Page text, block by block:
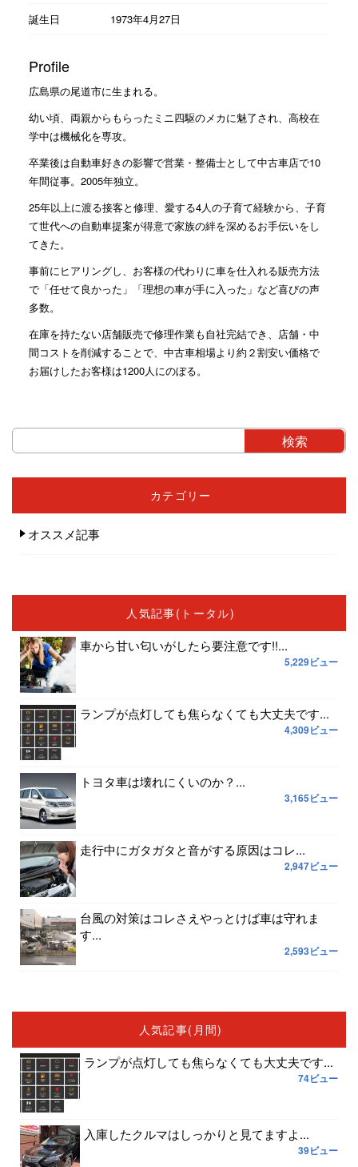
誕生日
1973年4月27日
Profile
広島県の尾道市に生まれる。
幼い頃、両親からもらったミニ四駆のメカに魅了され、高校在
学中は機械化を専攻。
卒業後は自動車好きの影響で営業・整備士として中古車店で10
年間従事。2005年独立。
25年以上に渡る接客と修理、愛する4人の子育て経験から、子育
て世代への自動車提案が得意で家族の絆を深めるお手伝いをし
てきた。
事前にヒアリングし、お客様の代わりに車を仕入れる販売方法
で「任せて良かった」「理想の車が手に入った」など喜びの声
多数。
在庫を持たない店舗販売で修理作業も自社完結でき、店舗・中
間コストを削減することで、中古車相場より約２割安い価格で
お届けしたお客様は1200人にのぼる。
カテゴリー
オススメ記事
人気記事(トータル)
車から甘い匂いがしたら要注意です!!...
5,229ビュー
ランプが点灯しても焦らなくても大丈夫です...
4,309ビュー
トヨタ車は壊れにくいのか？...
3,165ビュー
走行中にガタガタと音がする原因はコレ...
2,947ビュー
台風の対策はコレさえやっとけば車は守れま
す...
2,593ビュー
人気記事(月間)
ランプが点灯しても焦らなくても大丈夫です...
74ビュー
入庫したクルマはしっかりと見てますよ...
39ビュー